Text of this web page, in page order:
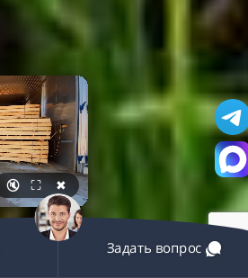
🔇 ⛶ ✖
Задать вопрос